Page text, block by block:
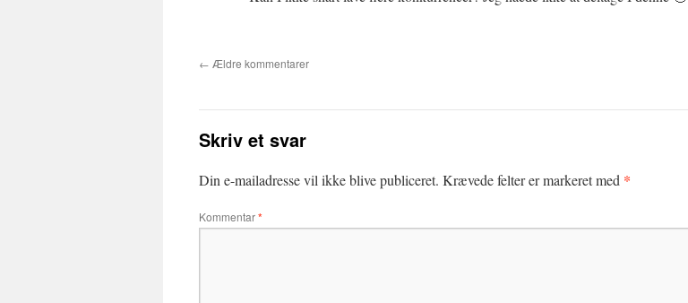
← Ældre kommentarer
Skriv et svar
Din e-mailadresse vil ikke blive publiceret. Krævede felter er markeret med *
Kommentar*